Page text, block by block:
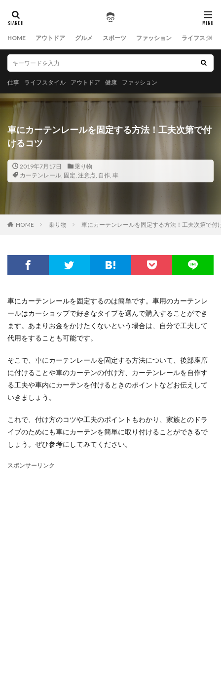
HOME アウトドア グルメ スポーツ ファッション ライフスタイ
仕事 ライフスタイル アウトドア 健康 ファッション
車にカーテンレールを固定する方法！工夫次第で付
けるコツ
2019年7月17日
乗り物
カーテンレール, 固定, 注意点, 自作, 車
HOME 乗り物 車にカーテンレールを固定する方法！工夫次第で付
車にカーテンレールを固定するのは簡単です。車用のカーテンレ
ールはカーショップで好きなタイプを選んで購入することができ
ます。あまりお金をかけたくないという場合は、自分で工夫して
代用をすることも可能です。
そこで、車にカーテンレールを固定する方法について、後部座席
に付けることや車のカーテンの付け方、カーテンレールを自作す
る工夫や車内にカーテンを付けるときのポイントなどお伝えして
いきましょう。
これで、付け方のコツや工夫のポイントもわかり、家族とのドラ
イブのためにも車にカーテンを簡単に取り付けることができるで
しょう。ぜひ参考にしてみてください。
スポンサーリンク